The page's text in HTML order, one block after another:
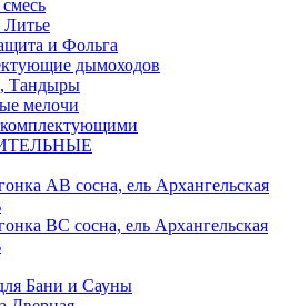
и Фольга
дымоходов
Тандыры
мелочи
АВ сосна, ель Архангельская
ВС сосна, ель Архангельская
Бани и Сауны